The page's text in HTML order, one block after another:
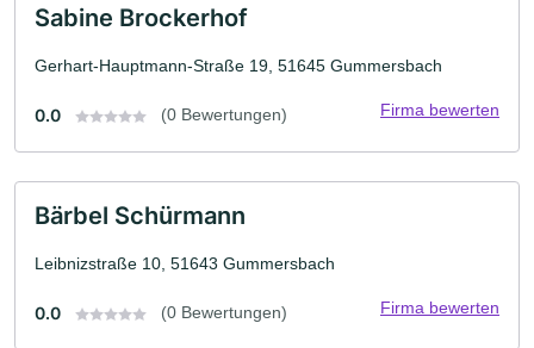
Sabine Brockerhof
Gerhart-Hauptmann-Straße 19, 51645 Gummersbach
0.0 (0 Bewertungen) Firma bewerten
Bärbel Schürmann
Leibnizstraße 10, 51643 Gummersbach
0.0 (0 Bewertungen) Firma bewerten